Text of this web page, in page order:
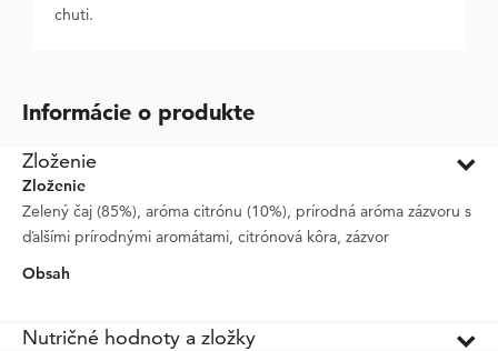
chuti.
Informácie o produkte
Zloženie
Zloženie
Zelený čaj (85%), aróma citrónu (10%), prírodná aróma zázvoru s
ďalšími prírodnými aromátami, citrónová kôra, zázvor
Obsah
Nutričné hodnoty a zložky